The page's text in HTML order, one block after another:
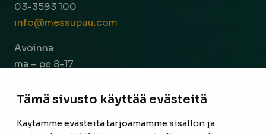
Tämä sivusto käyttää evästeitä
Käytämme evästeitä tarjoamamme sisällön ja
03-3593 100
info@messupuu.com
Avoinna
ma – pe 8-17